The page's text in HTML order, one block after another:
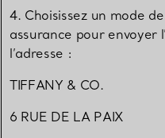
4. Choisissez un mode
assurance pour envoyer
l’adresse :
TIFFANY & CO.
6 RUE DE LA PAIX